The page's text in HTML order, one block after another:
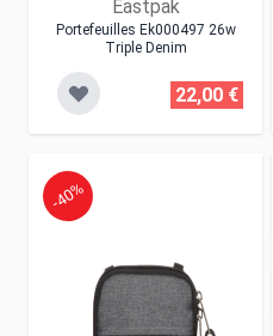
Eastpak
Portefeuilles Ek000497 26w
Triple Denim
22,00 €
-40%